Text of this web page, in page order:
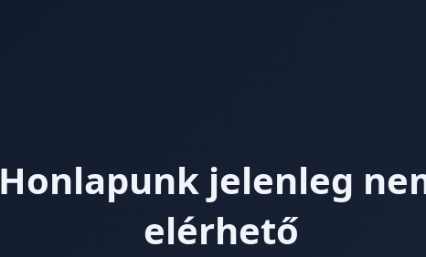
Honlapunk jelenleg
elérhető